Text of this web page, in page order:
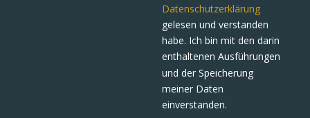
Datenschutzerklärung
gelesen und verstanden
habe. Ich bin mit den darin
enthaltenen Ausführungen
und der Speicherung
meiner Daten
einverstanden.